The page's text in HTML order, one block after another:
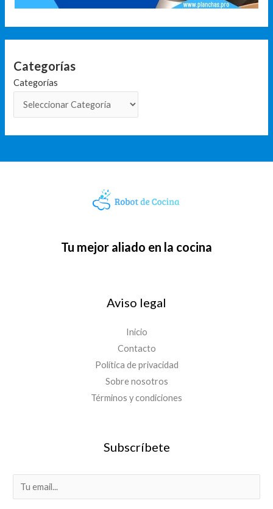
Categorías
Categorías
Tu mejor aliado en la cocina
Aviso legal
Inicio
Contacto
Política de privacidad
Sobre nosotros
Términos y condiciones
Subscríbete
m